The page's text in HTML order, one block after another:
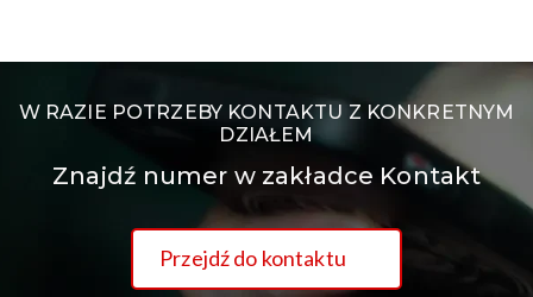
W RAZIE POTRZEBY KONTAKTU Z KONKRETNYM
DZIAŁEM
Znajdź numer w zakładce Kontakt
Przejdź do kontaktu